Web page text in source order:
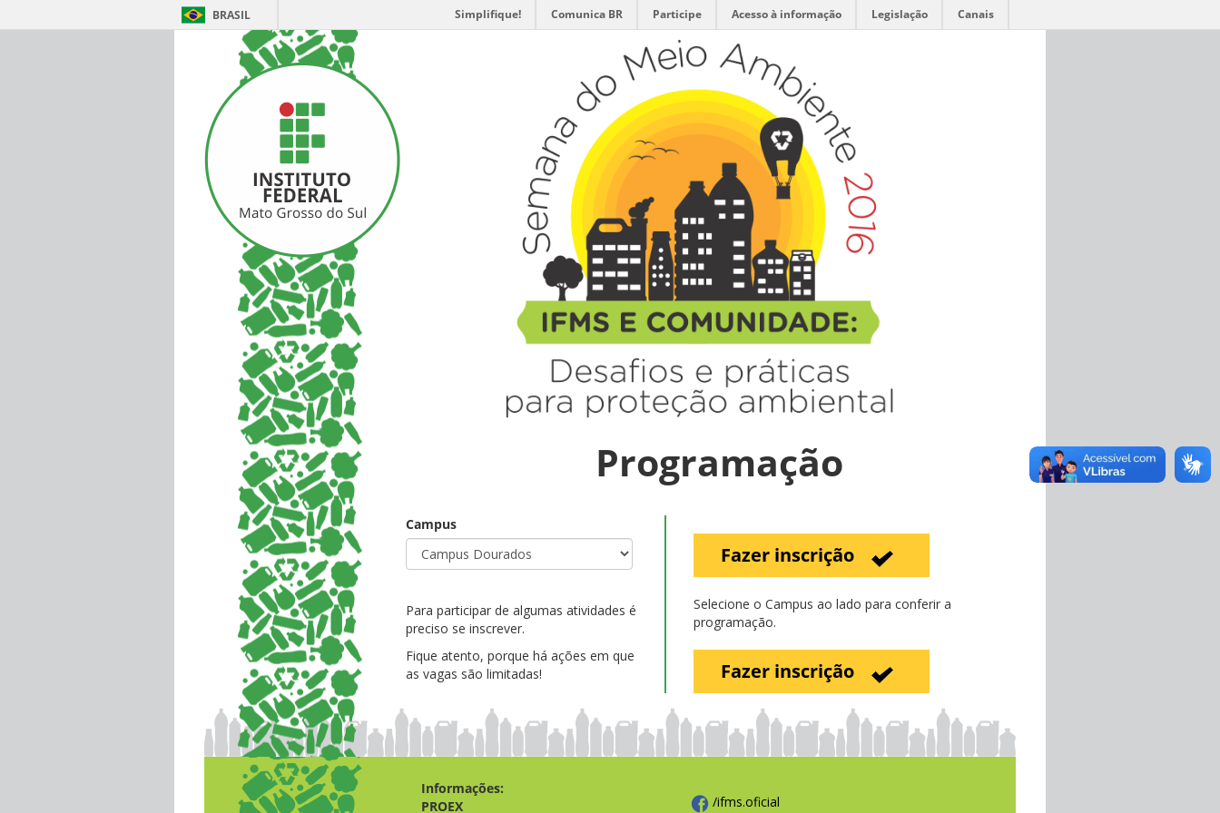
BRASIL Simplifique! Comunica BR Participe Acesso à informação Legislação Canais
Programação
Campus
Para participar de algumas atividades é
preciso se inscrever.
Fique atento, porque há ações em que
as vagas são limitadas!
Fazer inscrição
Selecione o Campus ao lado para conferir a
programação.
Fazer inscrição
Informações:
PROEX
/ifms.oficial